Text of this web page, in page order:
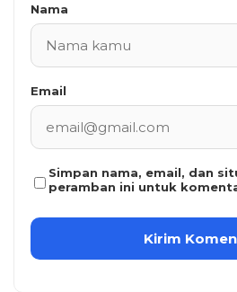
Nama
Email
Simpan nama, email, dan
peramban ini untuk